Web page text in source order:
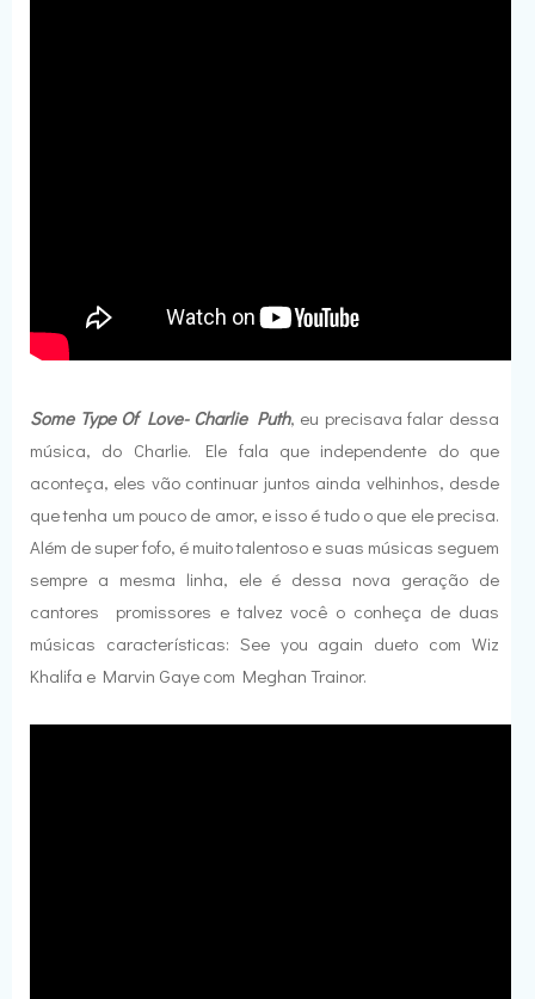
Some Type Of Love- Charlie Puth, eu precisava falar dessa
música, do Charlie. Ele fala que independente do que
aconteça, eles vão continuar juntos ainda velhinhos, desde
que tenha um pouco de amor, e isso é tudo o que ele precisa.
Além de super fofo, é muito talentoso e suas músicas seguem
sempre a mesma linha, ele é dessa nova geração de
cantores promissores e talvez você o conheça de duas
músicas características: See you again dueto com Wiz
Khalifa e Marvin Gaye com Meghan Trainor.